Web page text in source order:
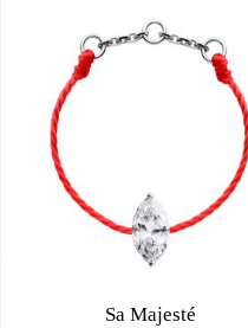
Sa Majesté